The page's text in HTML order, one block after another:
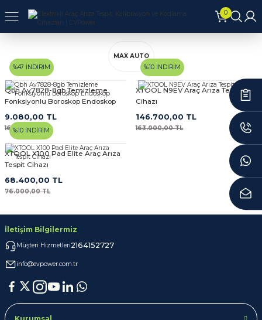
Geri Dön
Geri Dön
Geri Dön 0
MAX AUTO
%47 İNDİRİM
Qbh Av7828-8gb Temizleme
Fonksiyonlu Boroskop Endoskop
9.080,00 TL
16.980,00 TL
%10 İNDİRİM
XTOOL N9EV Araç Arıza Tespit
Cihazı
146.700,00 TL
163.000,00 TL
%10 İNDİRİM
XTOOL X100 Pad Elite Araç Arıza
Tespit Cihazı
68.400,00 TL
76.000,00 TL
İletişim Bilgilermiz
Müşteri Hizmetleri2164152727
info@evpower.com.tr